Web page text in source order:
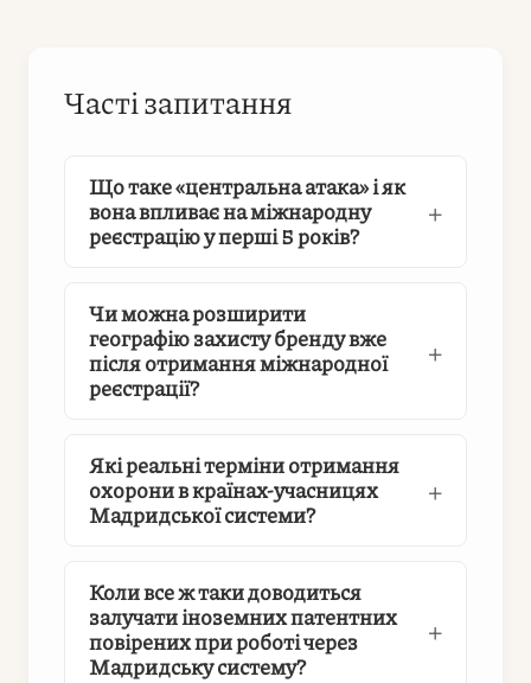
Часті запитання
Що таке «центральна атака» і як
вона впливає на міжнародну
реєстрацію у перші 5 років?
Чи можна розширити
географію захисту бренду вже
після отримання міжнародної
реєстрації?
Які реальні терміни отримання
охорони в країнах-учасницях
Мадридської системи?
Коли все ж таки доводиться
залучати іноземних патентних
повірених при роботі через
Мадридську систему?